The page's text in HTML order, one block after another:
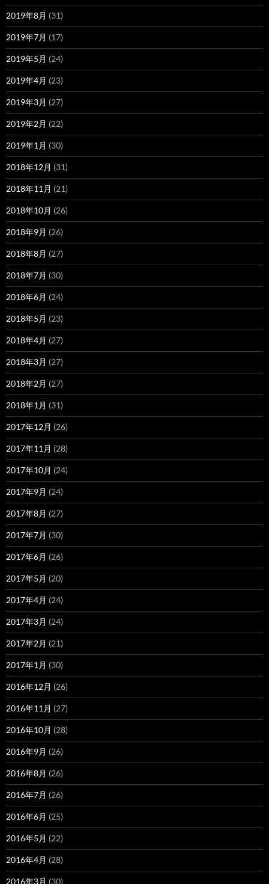
2019年8月 (31)
2019年7月 (17)
2019年5月 (24)
2019年4月 (23)
2019年3月 (27)
2019年2月 (22)
2019年1月 (30)
2018年12月 (31)
2018年11月 (21)
2018年10月 (26)
2018年9月 (26)
2018年8月 (27)
2018年7月 (30)
2018年6月 (24)
2018年5月 (23)
2018年4月 (27)
2018年3月 (27)
2018年2月 (27)
2018年1月 (31)
2017年12月 (26)
2017年11月 (28)
2017年10月 (24)
2017年9月 (24)
2017年8月 (27)
2017年7月 (30)
2017年6月 (26)
2017年5月 (20)
2017年4月 (24)
2017年3月 (24)
2017年2月 (21)
2017年1月 (30)
2016年12月 (26)
2016年11月 (27)
2016年10月 (28)
2016年9月 (26)
2016年8月 (26)
2016年7月 (26)
2016年6月 (25)
2016年5月 (22)
2016年4月 (28)
2016年3月 (30)